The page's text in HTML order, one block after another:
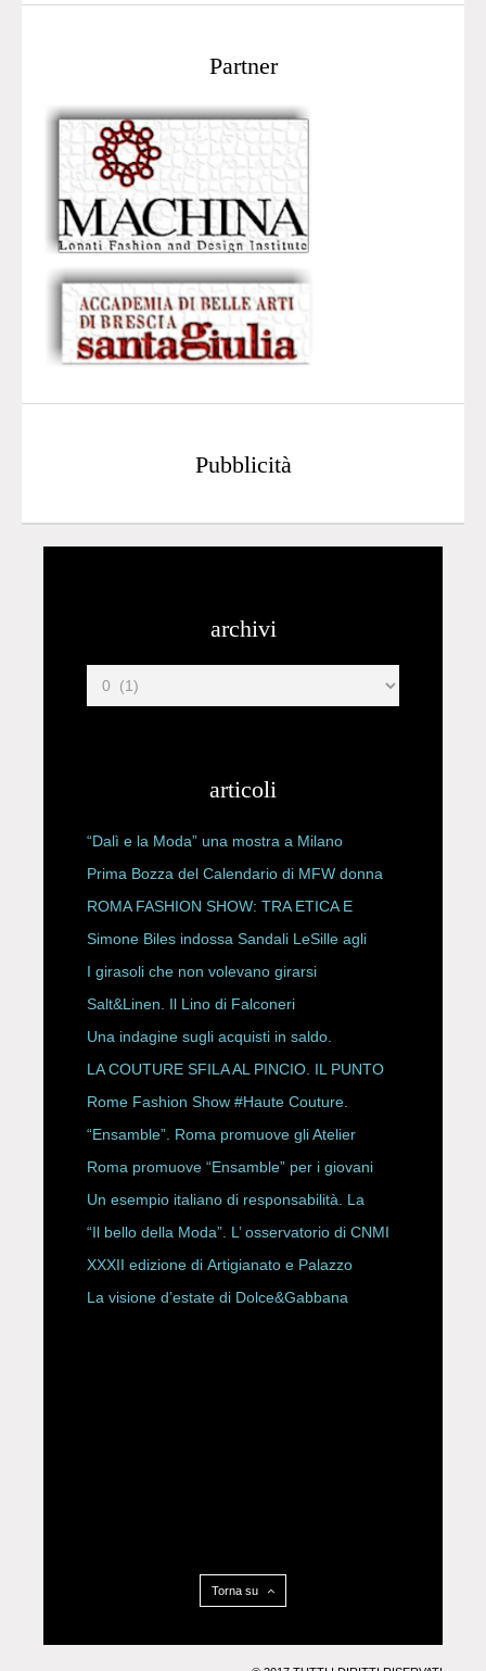
Partner
Pubblicità
archivi
articoli
“Dalì e la Moda” una mostra a Milano
Prima Bozza del Calendario di MFW donna
P/E 2027
ROMA FASHION SHOW: TRA ETICA E
HAUTE COUTURE
Simone Biles indossa Sandali LeSille agli
ESPY Awards 2026
I girasoli che non volevano girarsi
Salt&Linen. Il Lino di Falconeri
Una indagine sugli acquisti in saldo.
LA COUTURE SFILA AL PINCIO. IL PUNTO
CON ALESSANDRO ONORATO E
ROBERTA ANGELILLI
Rome Fashion Show #Haute Couture.
“Ensamble”. Roma promuove gli Atelier
Storici
Roma promuove “Ensamble” per i giovani
Un esempio italiano di responsabilità. La
Rete Slow Fiber
“Il bello della Moda”. L’ osservatorio di CNMI
XXXII edizione di Artigianato e Palazzo
La visione d’estate di Dolce&Gabbana
Torna su